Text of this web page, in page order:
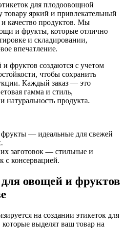
для плодоовощной
яркий и привлекательный
и качество продуктов. Мы
и фрукты, которые отлично
и складировании,
впечатление.
фруктов создаются с учетом
чтобы сохранить
Каждый заказ — это
гамма и стиль,
натуральность продукта.
— идеальные для свежей
заготовок — стильные и
с консервацией.
овощей и фруктов
на создании этикеток для
выделят ваш товар на